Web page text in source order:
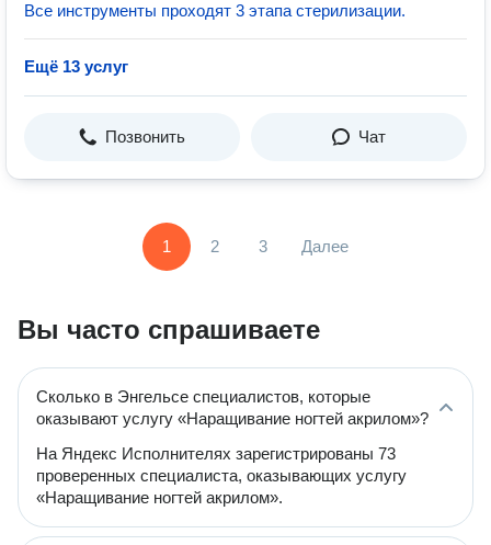
Все инструменты проходят 3 этапа стерилизации.
Ещё 13 услуг
Позвонить Чат
1 2 3 Далее
Вы часто спрашиваете
Сколько в Энгельсе специалистов, которые
оказывают услугу «Наращивание ногтей акрилом»?
На Яндекс Исполнителях зарегистрированы 73
проверенных специалиста, оказывающих услугу
«Наращивание ногтей акрилом».